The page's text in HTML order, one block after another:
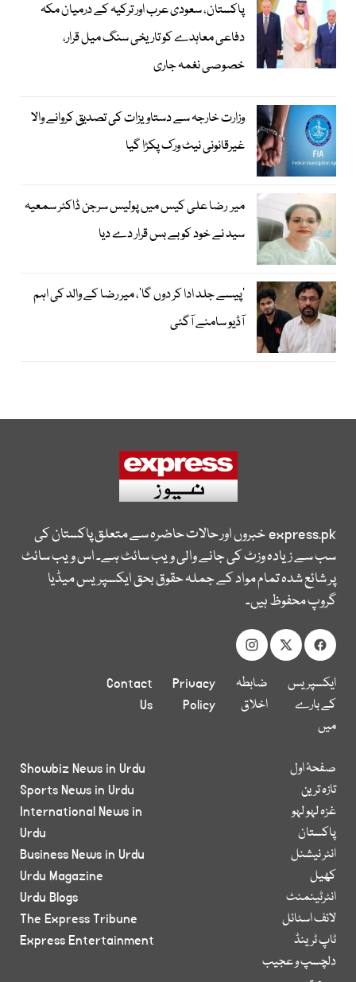
پاکستان، سعودی عرب اور ترکیہ کے درمیان مکہ
دفاعی معاہدے کو تاریخی سنگ میل قرار،
خصوصی نغمہ جاری
وزارت خارجہ سے دستاویزات کی تصدیق کروانے والا
غیرقانونی نیٹ ورک پکڑا گیا
میر رضا علی کیس میں پولیس سرجن ڈاکٹر سمعیہ
سید نے خود کو بے بس قرار دے دیا
’پیسے جلد ادا کر دوں گا‘، میر رضا کے والد کی اہم
آڈیو سامنے آگئی
express.pkخبروں اور حالات حاضرہ سے متعلق پاکستان کی
سب سے زیادہ وزٹ کی جانے والی ویب سائٹ ہے۔ اس ویب سائٹ
پر شائع شدہ تمام مواد کے جملہ حقوق بحق ایکسپریس میڈیا
گروپ محفوظ ہیں۔
ایکسپریس
کے بارے
میں
ضابطہ
اخلاق
Privacy
Policy
Contact
Us
صفحۂ اول
تازہ ترین
غزہ لہو لہو
پاکستان
انٹر نیشنل
کھیل
انٹرٹینمنٹ
لائف اسٹائل
ٹاپ ٹرینڈ
دلچسپ و عجیب
Showbiz News in Urdu
Sports News in Urdu
International News in
Urdu
Business News in Urdu
Urdu Magazine
Urdu Blogs
The Express Tribune
Express Entertainment